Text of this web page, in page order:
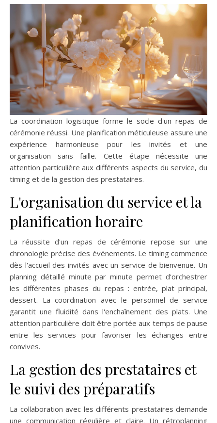
La coordination logistique forme le socle d'un repas de
cérémonie réussi. Une planification méticuleuse assure une
expérience harmonieuse pour les invités et une
organisation sans faille. Cette étape nécessite une
attention particulière aux différents aspects du service, du
timing et de la gestion des prestataires.
L'organisation du service et la
planification horaire
La réussite d'un repas de cérémonie repose sur une
chronologie précise des événements. Le timing commence
dès l'accueil des invités avec un service de bienvenue. Un
planning détaillé minute par minute permet d'orchestrer
les différentes phases du repas : entrée, plat principal,
dessert. La coordination avec le personnel de service
garantit une fluidité dans l'enchaînement des plats. Une
attention particulière doit être portée aux temps de pause
entre les services pour favoriser les échanges entre
convives.
La gestion des prestataires et
le suivi des préparatifs
La collaboration avec les différents prestataires demande
une communication régulière et claire. Un rétroplanning